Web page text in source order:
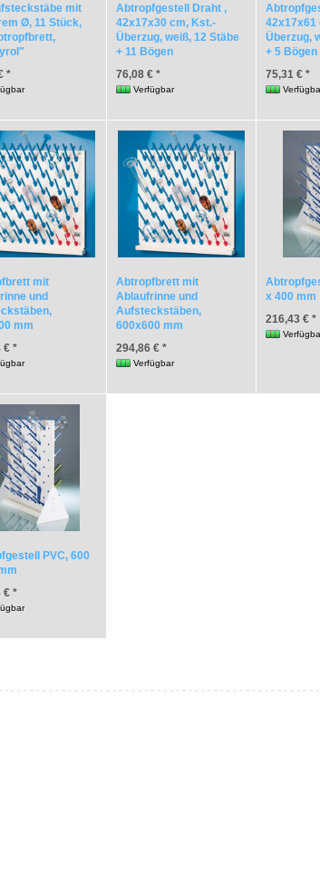
mit
Ø, 11 Stück,
*
Abtropfgestell Draht ,
42x17x30 cm, Kst.-
Überzug, weiß, 12 Stäbe
+ 11 Bögen
76,08 € *
Verfügbar
42x17x61
Überzug,
+ 5 Bögen
75,31 € *
mit
und
mm
€ *
Abtropfbrett mit
Ablaufrinne und
Aufsteckstäben,
600x600 mm
294,86 € *
Verfügbar
x 400 mm
216,43 € *
PVC, 600
€ *